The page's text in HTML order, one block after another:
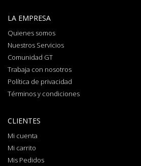
LA EMPRESA
Quienes somos
Nuestros Servicios
Comunidad GT
Trabaja con nosotros
Política de privacidad
Términos y condiciones
CLIENTES
Mi cuenta
Mi carrito
Mis Pedidos